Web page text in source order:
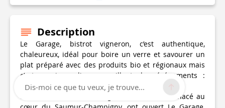
Description
Le Garage, bistrot vigneron, c’est authentique,
chaleureux, idéal pour boire un verre et savourer un
plat préparé avec des produits bio et régionaux mais
c’est aussi un lieu accueillant des événements :
expositions, concerts…
Emmanuelle et Fabien, vignerons installé à Chacé au
Dis-moi ce que tu veux, je trouve...